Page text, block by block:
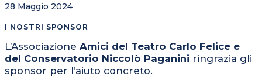
28 Maggio 2024
I NOSTRI SPONSOR
L’Associazione Amici del Teatro Carlo Felice e
del Conservatorio Niccolò Paganini ringrazia gli
sponsor per l’aiuto concreto.